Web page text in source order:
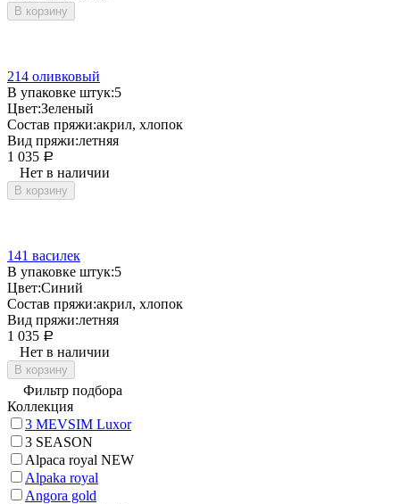
В корзину
214 оливковый
В упаковке штук:5
Цвет:Зеленый
Состав пряжи:акрил, хлопок
Вид пряжи:летняя
1 035 Р
Нет в наличии
В корзину
141 василек
В упаковке штук:5
Цвет:Синий
Состав пряжи:акрил, хлопок
Вид пряжи:летняя
1 035 Р
Нет в наличии
В корзину
Фильтр подбора
Коллекция
3 MEVSIM Luxor
3 SEASON
Alpaca royal NEW
Alpaka royal
Angora gold